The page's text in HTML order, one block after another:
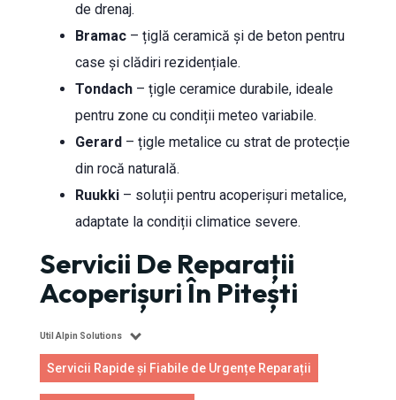
de drenaj.
Bramac– țiglă ceramică și de beton pentru
case și clădiri rezidențiale.
Tondach– țigle ceramice durabile, ideale
pentru zone cu condiții meteo variabile.
Gerard – țigle metalice cu strat de protecție
din rocă naturală.
Ruukki– soluții pentru acoperișuri metalice,
adaptate la condiții climatice severe.
Servicii De Reparații
Acoperișuri În Pitești
Util Alpin Solutions
Servicii Rapide și Fiabile de Urgențe Reparații